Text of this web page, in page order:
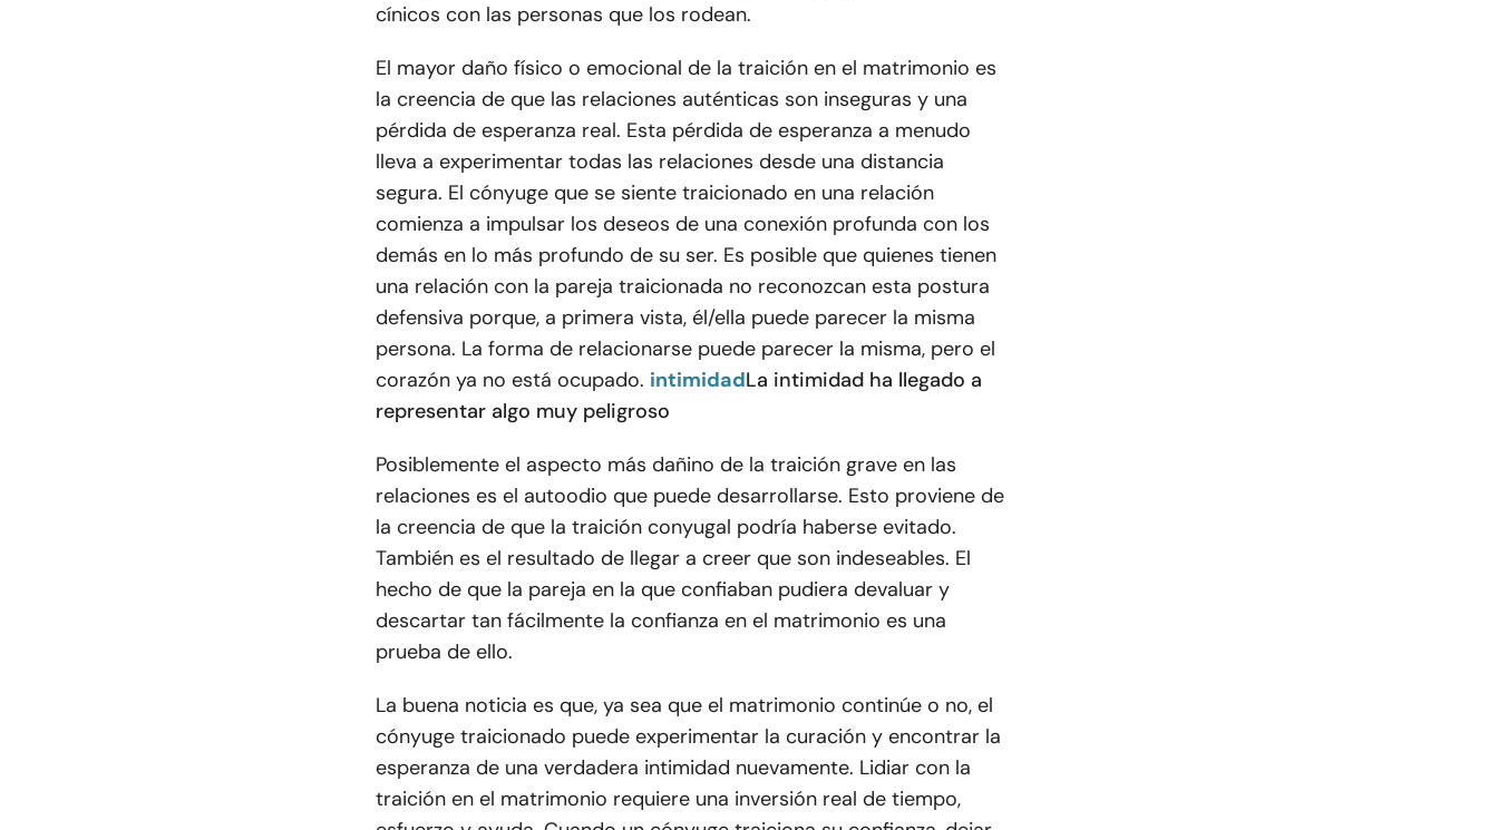
cínicos con las personas que los rodean.
El mayor daño físico o emocional de la traición en el matrimonio es
la creencia de que las relaciones auténticas son inseguras y una
pérdida de esperanza real. Esta pérdida de esperanza a menudo
lleva a experimentar todas las relaciones desde una distancia
segura. El cónyuge que se siente traicionado en una relación
comienza a impulsar los deseos de una conexión profunda con los
demás en lo más profundo de su ser. Es posible que quienes tienen
una relación con la pareja traicionada no reconozcan esta postura
defensiva porque, a primera vista, él/ella puede parecer la misma
persona. La forma de relacionarse puede parecer la misma, pero el
corazón ya no está ocupado. intimidadLa intimidad ha llegado a
representar algo muy peligroso
Posiblemente el aspecto más dañino de la traición grave en las
relaciones es el autoodio que puede desarrollarse. Esto proviene de
la creencia de que la traición conyugal podría haberse evitado.
También es el resultado de llegar a creer que son indeseables. El
hecho de que la pareja en la que confiaban pudiera devaluar y
descartar tan fácilmente la confianza en el matrimonio es una
prueba de ello.
La buena noticia es que, ya sea que el matrimonio continúe o no, el
cónyuge traicionado puede experimentar la curación y encontrar la
esperanza de una verdadera intimidad nuevamente. Lidiar con la
traición en el matrimonio requiere una inversión real de tiempo,